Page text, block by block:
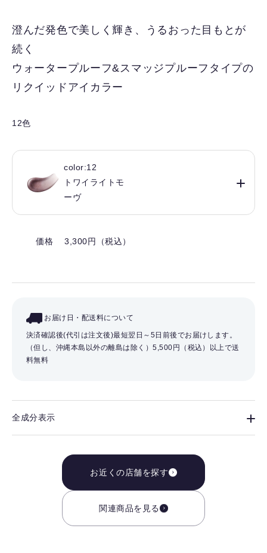
り
解
澄んだ発色で美しく輝き、うるおった目もとが
続く
ウォータープルーフ&スマッジプルーフタイプの
リクイッドアイカラー
12色
color:12
トワイライトモ
ーヴ
価格 3,300円（税込）
お届け日・配送料について
決済確認後(代引は注文後)最短翌日～5日前後でお届けします。
（但し、沖縄本島以外の離島は除く）5,500円（税込）以上で送
料無料
全成分表示
お近くの店舗を探す
関連商品を見る